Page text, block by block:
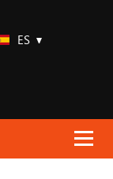
ES